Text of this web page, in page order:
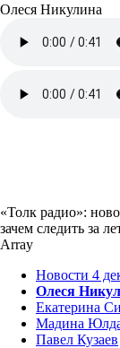
Олеся Никулина
«Толк радио»:
зачем следить за
Array
Новости 4
Олеся
Екатерина
Мадина
Павел Кузаев